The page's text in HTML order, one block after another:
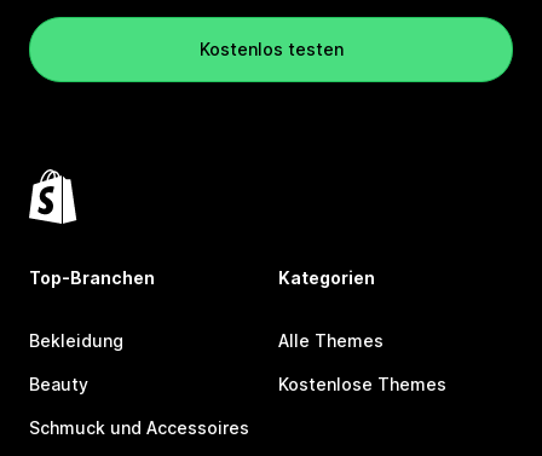
Kostenlos testen
Top-Branchen
Bekleidung
Beauty
Schmuck und Accessoires
Kategorien
Alle Themes
Kostenlose Themes